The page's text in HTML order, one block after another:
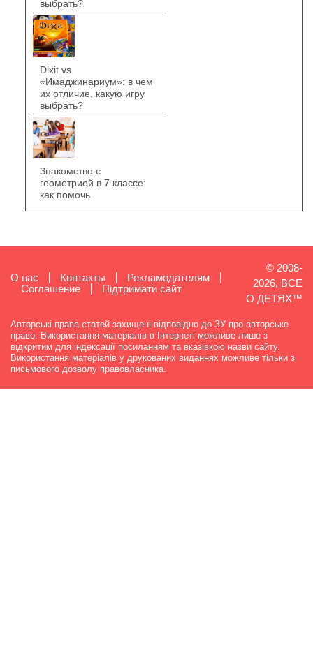
выбрать?
Dixit vs
«Имаджинариум»: в чем
их отличие, какую игру
выбрать?
Знакомство с
геометрией в 7 классе:
как помочь
О нас Контакты
Рекламодателям
Cоглашение
Підтримати сайт
© 2008-
2026, ВСЕ
О ДЕТЯХ™
Авторські права статей захищені відповідно до ЗУ про авторське
право. Використання матеріалів в Інтернеті можливе лише з
відкритим для індексації посиланням та вказівкою назви сайту.
Використання матеріалів у друкованих виданнях можливе тільки з
письмового дозволу правовласника.